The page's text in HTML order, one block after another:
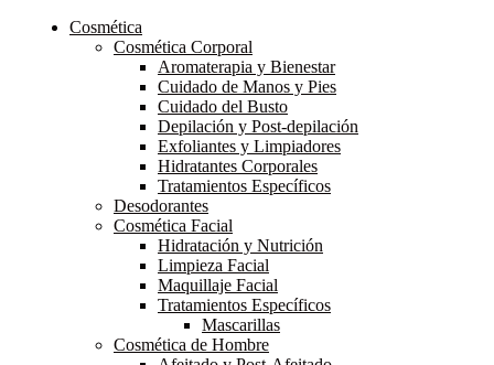
Cosmética
Cosmética Corporal
Aromaterapia y Bienestar
Cuidado de Manos y Pies
Cuidado del Busto
Depilación y Post-depilación
Exfoliantes y Limpiadores
Hidratantes Corporales
Tratamientos Específicos
Desodorantes
Cosmética Facial
Hidratación y Nutrición
Limpieza Facial
Maquillaje Facial
Tratamientos Específicos
Mascarillas
Cosmética de Hombre